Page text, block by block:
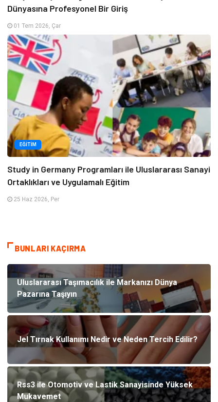
Dünyasına Profesyonel Bir Giriş
01 Tem 2026, Çar
EĞITIM
Study in Germany Programları ile Uluslararası Sanayi
Ortaklıkları ve Uygulamalı Eğitim
25 Haz 2026, Per
BUNLARI KAÇIRMA
Uluslararası Taşımacılık ile Markanızı Dünya
Pazarına Taşıyın
Jel Tırnak Kullanımı Nedir ve Neden Tercih Edilir?
Rss3 ile Otomotiv ve Lastik Sanayisinde Yüksek
Mukavemet